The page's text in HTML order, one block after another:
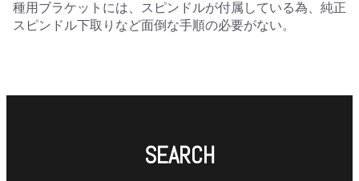
種用ブラケットには、スピンドルが付属している為、純正
スピンドル下取りなど面倒な手順の必要がない。
SEARCH